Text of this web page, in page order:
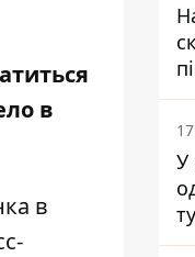
в
в
У